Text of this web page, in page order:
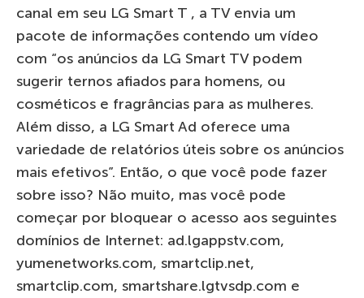
canal em seu LG Smart T , a TV envia um
pacote de informações contendo um vídeo
com “os anúncios da LG Smart TV podem
sugerir ternos afiados para homens, ou
cosméticos e fragrâncias para as mulheres.
Além disso, a LG Smart Ad oferece uma
variedade de relatórios úteis sobre os anúncios
mais efetivos”. Então, o que você pode fazer
sobre isso? Não muito, mas você pode
começar por bloquear o acesso aos seguintes
domínios de Internet: ad.lgappstv.com,
yumenetworks.com, smartclip.net,
smartclip.com, smartshare.lgtvsdp.com e